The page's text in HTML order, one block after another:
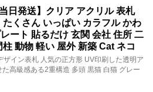
日発送】クリア アクリル 表札
くさん いっぱい カラフル かわ
ート 貼るだけ 玄関 会社 住所 二
動物 軽い 屋外 新築 Cat ネコ
ザイン表札 人気の正方形 UV印刷した透明ア
高級感ある2重構造 多頭 黒猫 白猫 グレー